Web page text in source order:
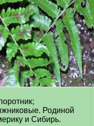
Родиной
и Сибирь.